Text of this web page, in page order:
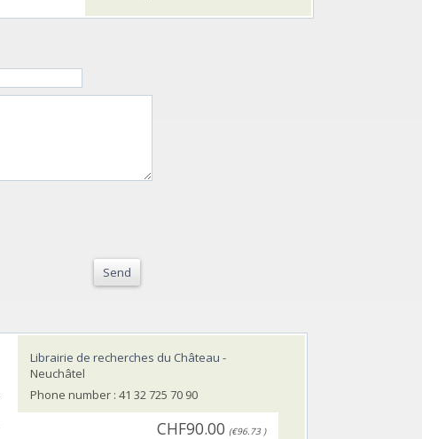
Send
Librairie de recherches du Château -
Neuchâtel
Phone number : 41 32 725 70 90
CHF90.00 (€96.73 )